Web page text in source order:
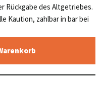
Rückgabe des Altgetriebes.
Kaution, zahlbar in bar bei